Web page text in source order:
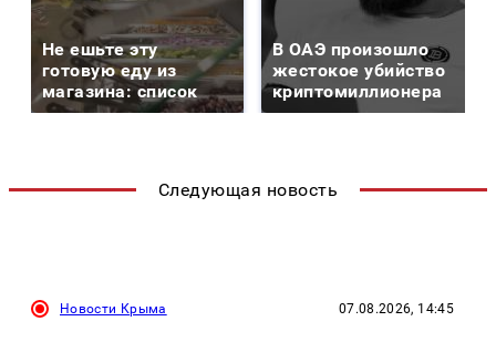
Не ешьте эту
готовую еду из
магазина: список
В ОАЭ произошло
жестокое убийство
криптомиллионера
Следующая новость
Новости Крыма 07.08.2026, 14:45